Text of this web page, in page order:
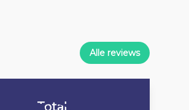
Alle reviews
Total